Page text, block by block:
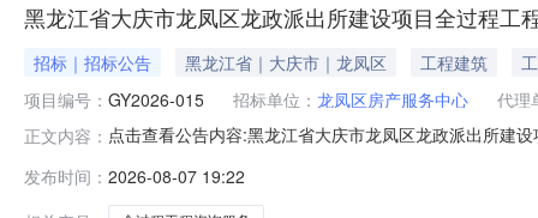
黑龙江省大庆市龙凤区龙政派出所建设项目全过程工
招标｜招标公告 黑龙江省｜大庆市｜龙凤区 工程建筑
项目编号： GY2026-015 招标单位： 龙凤区房产服务中心
代理
正文内容： 点击查看公告内容:黑龙江省大庆市龙凤区龙政派出所建
发布时间： 2026-08-07 19:22